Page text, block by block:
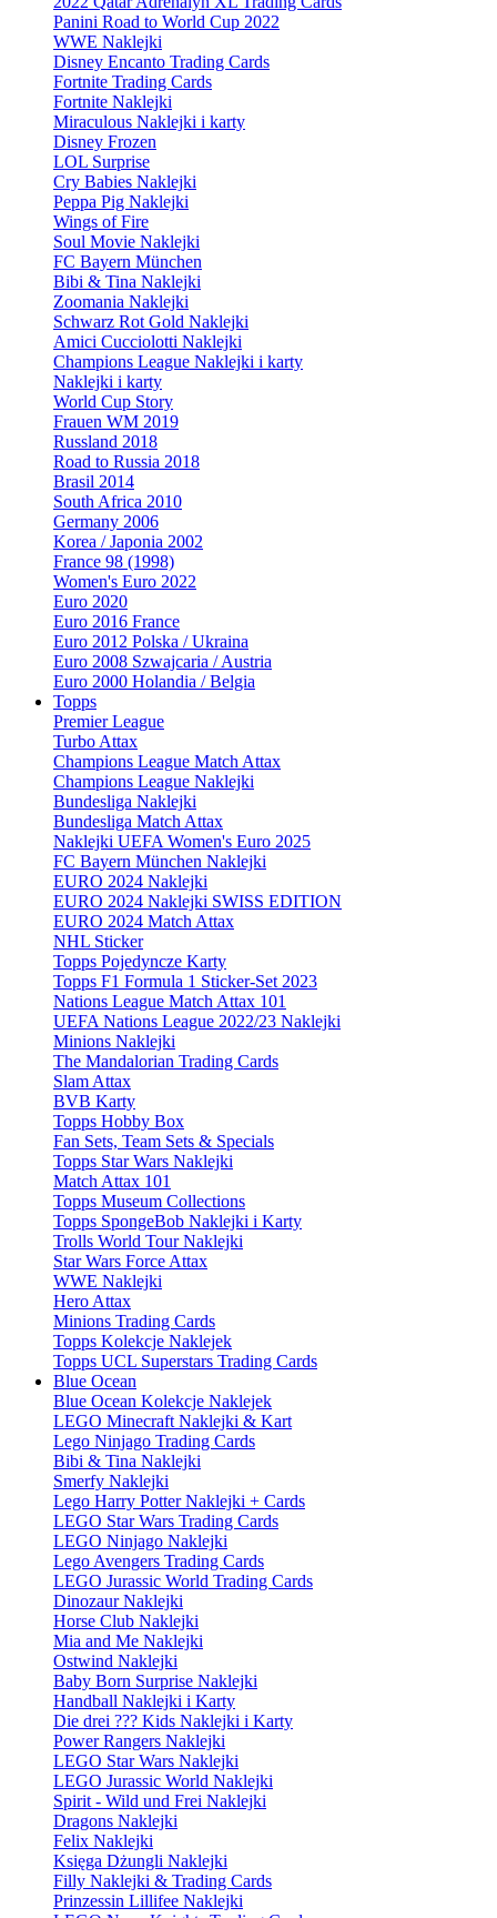
Panini Road to World Cup 2022
WWE Naklejki
Disney Encanto Trading Cards
Fortnite Trading Cards
Fortnite Naklejki
Miraculous Naklejki i karty
Disney Frozen
LOL Surprise
Cry Babies Naklejki
Peppa Pig Naklejki
Wings of Fire
Soul Movie Naklejki
FC Bayern München
Bibi & Tina Naklejki
Zoomania Naklejki
Schwarz Rot Gold Naklejki
Amici Cucciolotti Naklejki
Champions League Naklejki i karty
Naklejki i karty
World Cup Story
Frauen WM 2019
Russland 2018
Road to Russia 2018
Brasil 2014
South Africa 2010
Germany 2006
Korea / Japonia 2002
France 98 (1998)
Women's Euro 2022
Euro 2020
Euro 2016 France
Euro 2012 Polska / Ukraina
Euro 2008 Szwajcaria / Austria
Euro 2000 Holandia / Belgia
Topps
Premier League
Turbo Attax
Champions League Match Attax
Champions League Naklejki
Bundesliga Naklejki
Bundesliga Match Attax
Naklejki UEFA Women's Euro 2025
FC Bayern München Naklejki
EURO 2024 Naklejki
EURO 2024 Naklejki SWISS EDITION
EURO 2024 Match Attax
NHL Sticker
Topps Pojedyncze Karty
Topps F1 Formula 1 Sticker-Set 2023
Nations League Match Attax 101
UEFA Nations League 2022/23 Naklejki
Minions Naklejki
The Mandalorian Trading Cards
Slam Attax
BVB Karty
Topps Hobby Box
Fan Sets, Team Sets & Specials
Topps Star Wars Naklejki
Match Attax 101
Topps Museum Collections
Topps SpongeBob Naklejki i Karty
Trolls World Tour Naklejki
Star Wars Force Attax
WWE Naklejki
Hero Attax
Minions Trading Cards
Topps Kolekcje Naklejek
Topps UCL Superstars Trading Cards
Blue Ocean
Blue Ocean Kolekcje Naklejek
LEGO Minecraft Naklejki & Kart
Lego Ninjago Trading Cards
Bibi & Tina Naklejki
Smerfy Naklejki
Lego Harry Potter Naklejki + Cards
LEGO Star Wars Trading Cards
LEGO Ninjago Naklejki
Lego Avengers Trading Cards
LEGO Jurassic World Trading Cards
Dinozaur Naklejki
Horse Club Naklejki
Mia and Me Naklejki
Ostwind Naklejki
Baby Born Surprise Naklejki
Handball Naklejki i Karty
Die drei ??? Kids Naklejki i Karty
Power Rangers Naklejki
LEGO Star Wars Naklejki
LEGO Jurassic World Naklejki
Spirit - Wild und Frei Naklejki
Dragons Naklejki
Felix Naklejki
Księga Dżungli Naklejki
Filly Naklejki & Trading Cards
Prinzessin Lillifee Naklejki